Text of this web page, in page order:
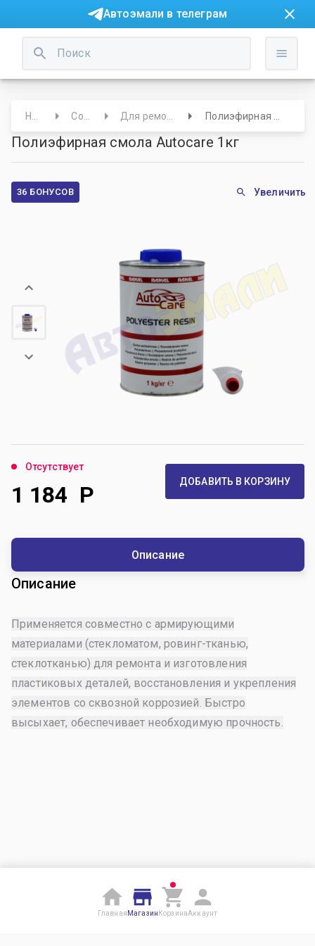
Автоэмали в телеграм
Полиэфирная смола Autocare 1кг
36 БОНУСОВ Увеличить
Отсутствует
1 184 Р ДОБАВИТЬ В КОРЗИНУ
Описание
Описание
Применяется совместно с армирующими
материалами (стекломатом, ровинг-тканью,
стеклотканью) для ремонта и изготовления
пластиковых деталей, восстановления и укрепления
элементов со сквозной коррозией. Быстро
высыхает, обеспечивает необходимую прочность.
Главная Магазин КорзинаАккаунт